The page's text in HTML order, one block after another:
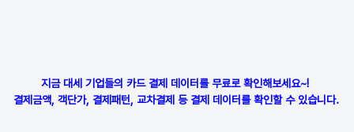
지금 대세 기업들의 카드 결제 데이터를 무료로 확인해보세요~!
결제금액, 객단가, 결제패턴, 교차결제 등 결제 데이터를 확인할 수 있습니다.